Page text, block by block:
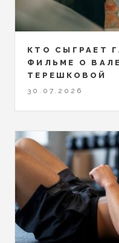
КТО СЫГРАЕТ
ФИЛЬМЕ О
ТЕРЕШКОВОЙ
30.07.2026